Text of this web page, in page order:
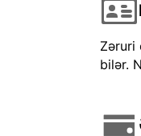
Zəruri
bilər.